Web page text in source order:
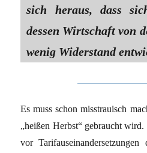
sich heraus, dass
dessen Wirtschaft von
wenig Widerstand
Es muss schon misstrauisch
„heißen Herbst“ gebraucht
vor